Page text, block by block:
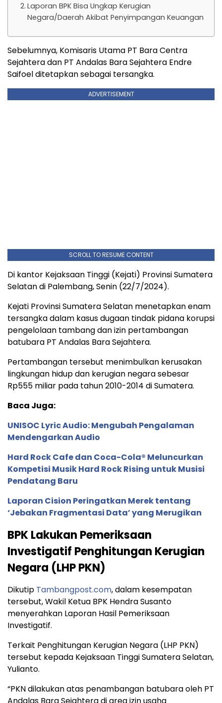
Laporan BPK Bisa Ungkap Kerugian
Negara/Daerah Akibat Penyimpangan Keuangan
Sebelumnya, Komisaris Utama PT Bara Centra
Sejahtera dan PT Andalas Bara Sejahtera Endre
Saifoel ditetapkan sebagai tersangka.
ADVERTISEMENT
SCROLL TO RESUME CONTENT
Di kantor Kejaksaan Tinggi (Kejati) Provinsi Sumatera
Selatan di Palembang, Senin (22/7/2024).
Kejati Provinsi Sumatera Selatan menetapkan enam
tersangka dalam kasus dugaan tindak pidana korupsi
pengelolaan tambang dan izin pertambangan
batubara PT Andalas Bara Sejahtera.
Pertambangan tersebut menimbulkan kerusakan
lingkungan hidup dan kerugian negara sebesar
Rp555 miliar pada tahun 2010-2014 di Sumatera.
Baca Juga:
UNISOC Lyric Audio: Mengubah Pengalaman
Mendengarkan Audio
Hard Rock Cafe dan Coca-Cola® Meluncurkan
Kompetisi Musik Hard Rock Rising untuk Musisi
Pendatang Baru
Laporan Cision Peringatkan Merek tentang
‘Jebakan Fragmentasi Data’ yang Merugikan
BPK Lakukan Pemeriksaan
Investigatif Penghitungan Kerugian
Negara (LHP PKN)
Dikutip Tambangpost.com, dalam kesempatan
tersebut, Wakil Ketua BPK Hendra Susanto
menyerahkan Laporan Hasil Pemeriksaan
Investigatif.
Terkait Penghitungan Kerugian Negara (LHP PKN)
tersebut kepada Kejaksaan Tinggi Sumatera Selatan,
Yulianto.
“PKN dilakukan atas penambangan batubara oleh PT